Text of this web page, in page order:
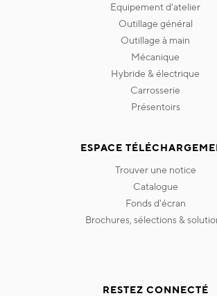
equipement d'atelier
outillage général
outillage à main
mécanique
hybride & électrique
carrosserie
présentoirs
ESPACE
trouver une notice
catalogue
fonds d'écran
brochures, sélections &
RESTEZ CONNECTÉ